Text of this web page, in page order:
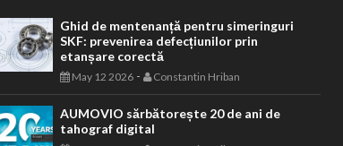
Ghid de mentenanță pentru simeringuri
SKF: prevenirea defecțiunilor prin
etanșare corectă
May 12 2026 - Constantin Hriban
AUMOVIO sărbătorește 20 de ani de
tahograf digital